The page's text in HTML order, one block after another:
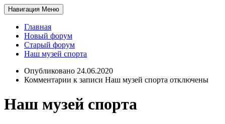
Навигация Меню
Главная
Новый форум
Старый форум
Наш музей спорта
Опубликовано 24.06.2020
Комментарии к записи Наш музей спорта отключены
Наш музей спорта